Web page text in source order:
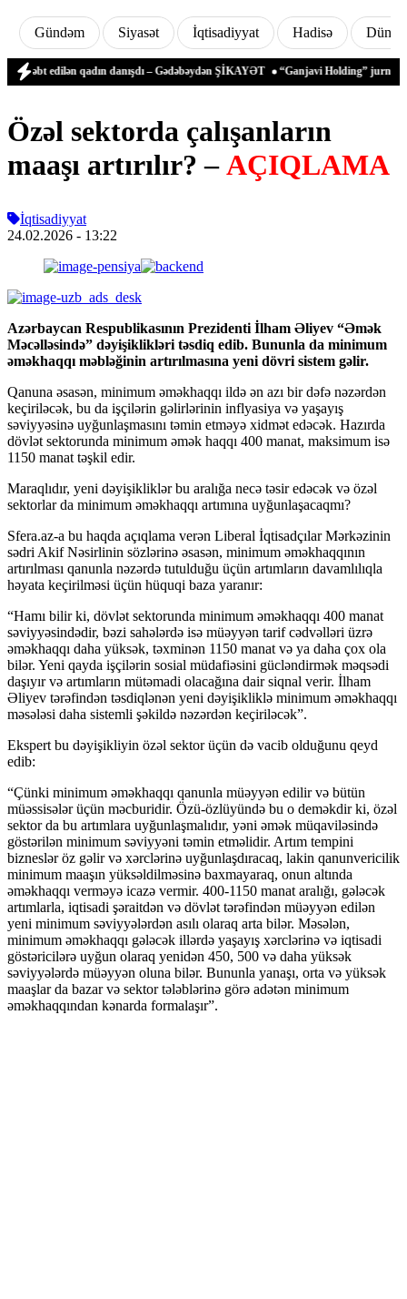
Gündəm Siyasət İqtisadiyyat Hadisə Dünya
edilən qadın danışdı – Gədəbəydən ŞİKAYƏT “Ganjavi Holding” jurnalistləri
Özəl sektorda çalışanların
maaşı artırılır? –AÇIQLAMA
İqtisadiyyat
24.02.2026 - 13:22
Azərbaycan Respublikasının Prezidenti İlham Əliyev “Əmək
Məcəlləsində” dəyişiklikləri təsdiq edib. Bununla da minimum
əməkhaqqı məbləğinin artırılmasına yeni dövri sistem gəlir.
Qanuna əsasən, minimum əməkhaqqı ildə ən azı bir dəfə nəzərdən
keçiriləcək, bu da işçilərin gəlirlərinin inflyasiya və yaşayış
səviyyəsinə uyğunlaşmasını təmin etməyə xidmət edəcək. Hazırda
dövlət sektorunda minimum əmək haqqı 400 manat, maksimum isə
1150 manat təşkil edir.
Maraqlıdır, yeni dəyişikliklər bu aralığa necə təsir edəcək və özəl
sektorlar da minimum əməkhaqqı artımına uyğunlaşacaqmı?
Sfera.az-a bu haqda açıqlama verən Liberal İqtisadçılar Mərkəzinin
sədri Akif Nəsirlinin sözlərinə əsasən, minimum əməkhaqqının
artırılması qanunla nəzərdə tutulduğu üçün artımların davamlılıqla
həyata keçirilməsi üçün hüquqi baza yaranır:
“Hamı bilir ki, dövlət sektorunda minimum əməkhaqqı 400 manat
səviyyəsindədir, bəzi sahələrdə isə müəyyən tarif cədvəlləri üzrə
əməkhaqqı daha yüksək, təxminən 1150 manat və ya daha çox ola
bilər. Yeni qayda işçilərin sosial müdafiəsini gücləndirmək məqsədi
daşıyır və artımların mütəmadi olacağına dair siqnal verir. İlham
Əliyev tərəfindən təsdiqlənən yeni dəyişikliklə minimum əməkhaqqı
məsələsi daha sistemli şəkildə nəzərdən keçiriləcək”.
Ekspert bu dəyişikliyin özəl sektor üçün də vacib olduğunu qeyd
edib:
“Çünki minimum əməkhaqqı qanunla müəyyən edilir və bütün
müəssisələr üçün məcburidir. Özü-özlüyündə bu o deməkdir ki, özəl
sektor da bu artımlara uyğunlaşmalıdır, yəni əmək müqaviləsində
göstərilən minimum səviyyəni təmin etməlidir. Artım tempini
bizneslər öz gəlir və xərclərinə uyğunlaşdıracaq, lakin qanunvericilik
minimum maaşın yüksəldilməsinə baxmayaraq, onun altında
əməkhaqqı verməyə icazə vermir. 400-1150 manat aralığı, gələcək
artımlarla, iqtisadi şəraitdən və dövlət tərəfindən müəyyən edilən
yeni minimum səviyyələrdən asılı olaraq arta bilər. Məsələn,
minimum əməkhaqqı gələcək illərdə yaşayış xərclərinə və iqtisadi
göstəricilərə uyğun olaraq yenidən 450, 500 və daha yüksək
səviyyələrdə müəyyən oluna bilər. Bununla yanaşı, orta və yüksək
maaşlar da bazar və sektor tələblərinə görə adətən minimum
əməkhaqqından kənarda formalaşır”.